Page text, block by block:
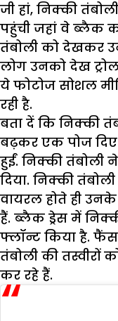
जी हां, निक्की
पहुंची जहां वे ब्लैक
तंबोली को देखकर
लोग उनको देख
ये फोटोज सोशल
रही है.
बता दें कि निक्की
बढ़कर एक पोज
हुईं. निक्की तंबोली
दिया. निक्की
वायरल होते ही
हैं. ब्लैक ड्रेस में
फ्लॉन्ट किया है.
तंबोली की
कर रहे हैं.